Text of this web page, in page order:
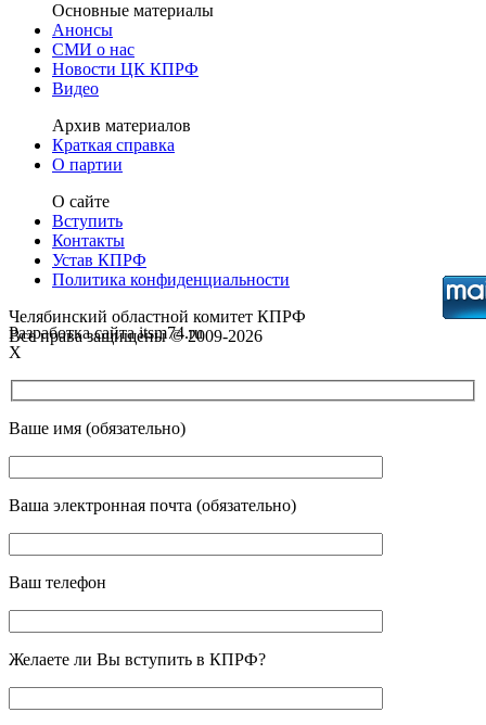
Основные материалы
Анонсы
СМИ о нас
Новости ЦК КПРФ
Видео
Архив материалов
Краткая справка
О партии
О сайте
Вступить
Контакты
Устав КПРФ
Политика конфиденциальности
Челябинский областной комитет КПРФ
Все права защищены © 2009-2026
Разработка сайта itsm74.ru
X
Ваше имя (обязательно)
Ваша электронная почта (обязательно)
Ваш телефон
Желаете ли Вы вступить в КПРФ?